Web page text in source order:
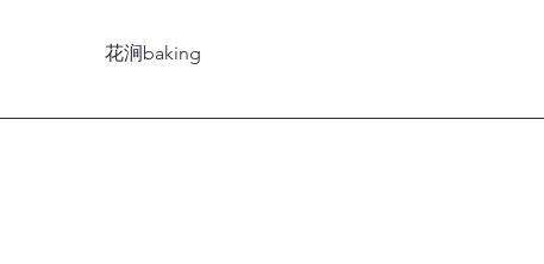
花涧baking